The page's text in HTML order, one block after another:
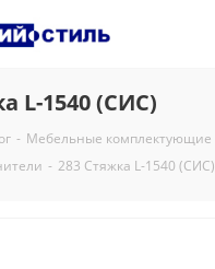
L-1540 (СИС)
- Мебельные комплектующие
- 283 Стяжка L-1540 (СИС)